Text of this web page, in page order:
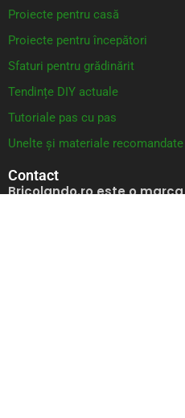
Proiecte pentru casă
Proiecte pentru începători
Sfaturi pentru grădinărit
Tendințe DIY actuale
Tutoriale pas cu pas
Unelte și materiale recomandate
Contact
Bricolando.ro este o